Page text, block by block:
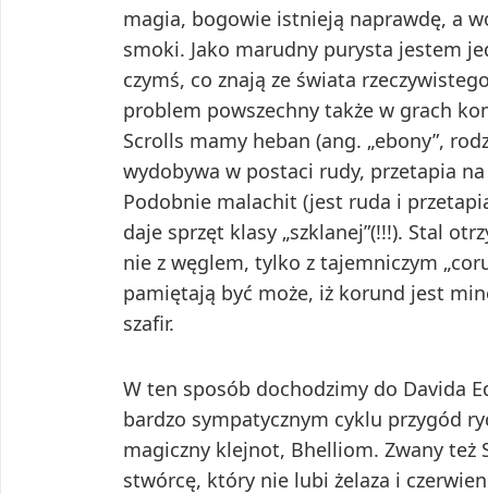
magia, bogowie istnieją naprawdę, a
smoki. Jako marudny purysta jestem
czymś, co znają ze świata
problem powszechny także w grach
Scrolls mamy heban (ang. „ebony”,
wydobywa w postaci rudy, przetapia
Podobnie malachit (jest ruda i
daje sprzęt klasy „szklanej”(!!!). Stal
nie z węglem, tylko z tajemniczym
pamiętają być może, iż korund jest
szafir.
W ten sposób dochodzimy do Davida
bardzo sympatycznym cyklu przygód
magiczny klejnot, Bhelliom. Zwany też
stwórcę, który nie lubi żelaza i